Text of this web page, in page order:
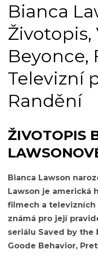
Bianca
Životopis,
Beyonce,
Televizní
Randění
ŽIVOTOPIS
Bianca Lawson
Lawson je americká
filmech a televizních
známá pro její
seriálu Saved by the
Goode Behavior,